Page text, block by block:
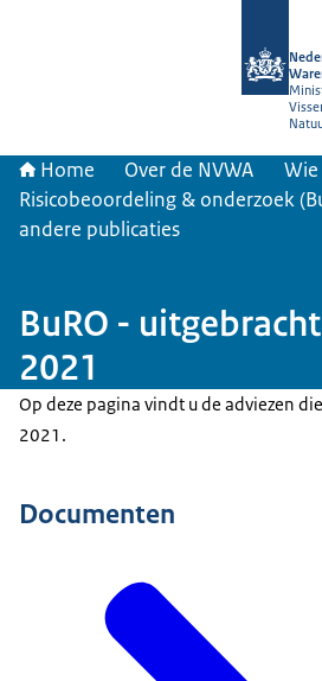
Home Over de NVWA
Risicobeoordeling & onderzoek
andere publicaties
BuRO -
2021
Op deze pagina vindt u de adviezen
2021.
Documenten